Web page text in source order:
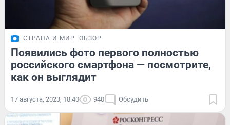
СТРАНА И МИР ОБЗОР
Появились фото первого полностью
российского смартфона — посмотрите,
как он выглядит
17 августа, 2023, 18:40 940 Обсудить